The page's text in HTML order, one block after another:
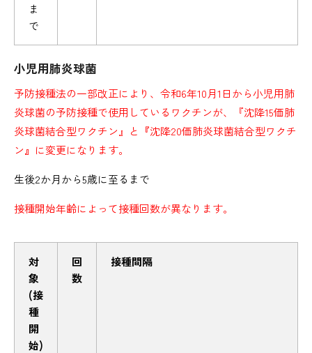
ま
で
小児用肺炎球菌
予防接種法の一部改正により、令和6年10月1日から小児用肺
炎球菌の予防接種で使用しているワクチンが、『沈降15価肺
炎球菌結合型ワクチン』と 『沈降20価肺炎球菌結合型ワクチ
ン』 に変更になります。
生後2か月から5歳に至るまで
接種開始年齢によって接種回数が異なります。
対
象
(接
種
開
始)
回
数
接種間隔